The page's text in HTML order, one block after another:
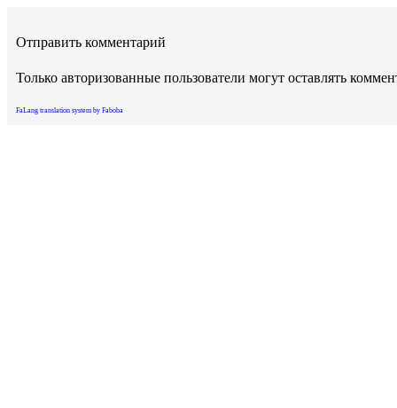
Отправить комментарий
Только авторизованные пользователи могут оставлять
FaLang translation system by Faboba